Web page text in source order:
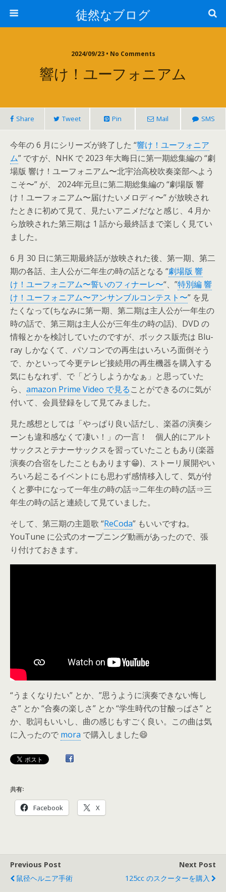
徒然なブログ
2024/09/23 • No Comments
響け！ユーフォニアム
Share Tweet Pin Mail SMS
今年の 6 月にシリーズが終了した “響け！ユーフォニア
ム” ですが、NHK で 2023 年大晦日に第一期総集編の “劇
場版 響け！ユーフォニアム〜北宇治高校吹奏楽部へよう
こそ〜” が、 2024年元旦に第二期総集編の “劇場版 響
け！ユーフォニアム〜届けたいメロディ〜” が放映され
たときに初めて見て、見たいアニメだなと感じ、4 月か
ら放映された第三期は 1 話から最終話まで楽しく見てい
ました。
6 月 30 日に第三期最終話が放映された後、第一期、第二
期の各話、主人公が二年生の時の話となる “劇場版 響
け！ユーフォニアム〜誓いのフィナーレ〜“、”特別編 響
け！ユーフォニアム〜アンサンブルコンテスト〜” を見
たくなって(ちなみに第一期、第二期は主人公が一年生の
時の話で、第三期は主人公が三年生の時の話)、DVD の
情報とかを検討していたのですが、ボックス販売は Blu-
ray しかなくて、パソコンでの再生はいろいろ面倒そう
で、かといって今更テレビ接続用の再生機器を購入する
気にもなれず、で「どうしようかなぁ」と思っていた
ら、 amazon Prime Video で見ることができるのに気が
付いて、会員登録をして見てみました。
見た感想としては「やっぱり良い話だし、楽器の演奏シ
ーンも違和感なくて凄い！」の一言！ 個人的にアルト
サックスとテナーサックスを習っていたこともあり(楽器
演奏の合宿をしたこともあります😁)、ストーリ展開やい
ろいろ起こるイベントにも思わず感情移入して、気が付
くと夢中になって一年生の時の話⇒二年生の時の話⇒三
年生の時の話と連続して見ていました。
そして、第三期の主題歌 “ReCoda” もいいですね。
YouTune に公式のオープニング動画があったので、張
り付けておきます。
“うまくなりたい” とか、”思うように演奏できない悔し
さ” とか “合奏の楽しさ” とか “学生時代の甘酸っぱさ” と
か、歌詞もいいし、曲の感じもすごく良い。この曲は気
に入ったので mora で購入しました😄
共有:
Facebook X
Previous Post
鼠径ヘルニア手術
Next Post
125cc のスクーターを購入